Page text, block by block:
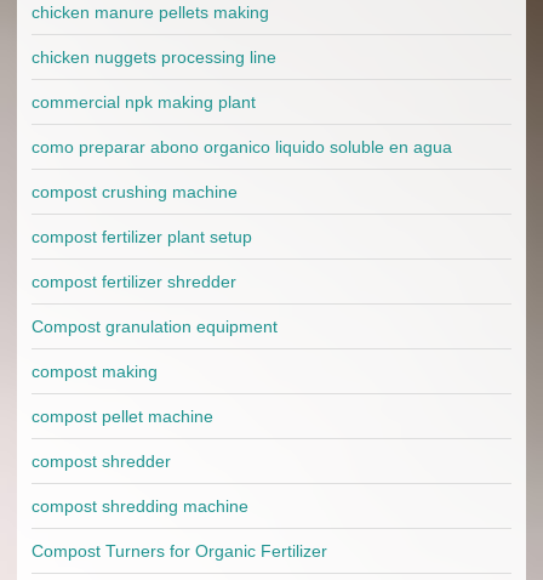
chicken manure pellets making
chicken nuggets processing line
commercial npk making plant
como preparar abono organico liquido soluble en agua
compost crushing machine
compost fertilizer plant setup
compost fertilizer shredder
Compost granulation equipment
compost making
compost pellet machine
compost shredder
compost shredding machine
Compost Turners for Organic Fertilizer